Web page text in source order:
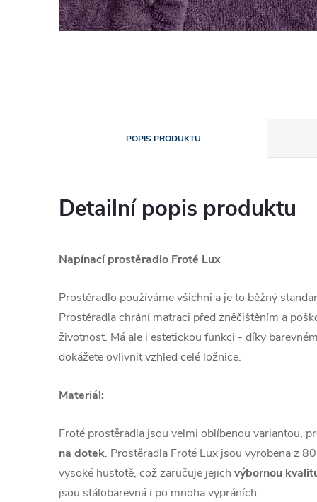
POPIS PRODUKTU
Detailní popis produktu
Napínací prostěradlo Froté Lux
Prostěradlo používáme všichni a je to běžný
Prostěradla chrání matraci před zněčištěním a
životnost. Má ale i estetickou funkci - díky
dokážete ovlivnit vzhled celé ložnice.
Materiál:
Froté prostěradla jsou velmi oblíbenou variantou,
na dotek. Prostěradla Froté Lux jsou vyrobena z
vysoké hustotě, což zaručuje jejich výbornou
jsou stálobarevná i po mnoha vypráních.